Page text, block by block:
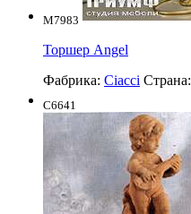
M7983
Торшер Angel
Фабрика: Ciacci Страна:
C6641